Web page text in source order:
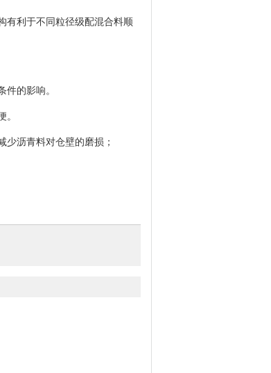
有利于不同粒径级配混合料顺
的影响。
。
沥青料对仓壁的磨损；